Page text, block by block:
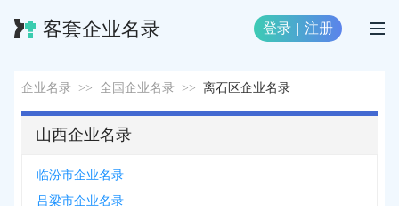
客套企业名录 登录 | 注册
企业名录 >> 全国企业名录 >> 离石区企业名录
山西企业名录
临汾市企业名录
吕梁市企业名录